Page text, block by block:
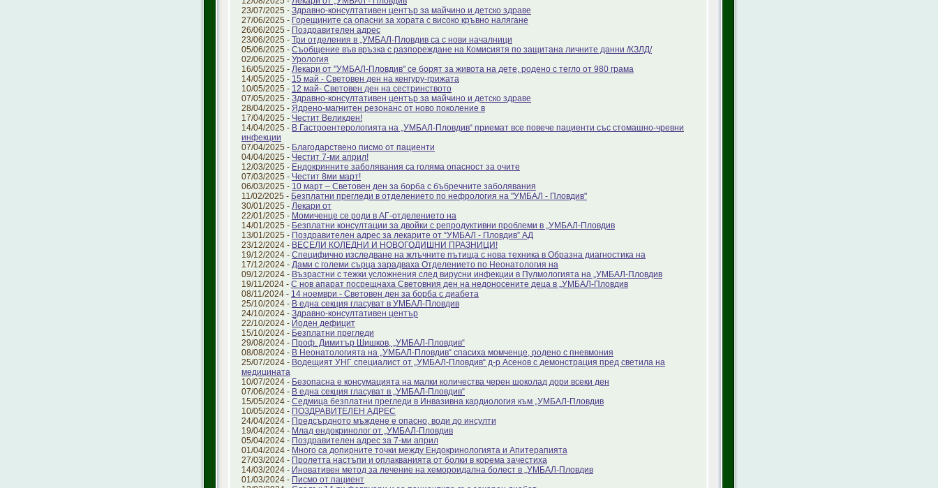
23/07/2025 - Здравно-консултативен център за майчино и детско здраве
27/06/2025 - Горещините са опасни за хората с високо кръвно налягане
26/06/2025 - Поздравителен адрес
23/06/2025 - Три отделения в „УМБАЛ-Пловдив са с нови началници
05/06/2025 - Съобщение във връзка с разпореждане на Комисиятя по защитана личните данни /КЗЛД/
02/06/2025 - Урология
16/05/2025 - Лекари от "УМБАЛ-Пловдив" се борят за живота на дете, родено с тегло от 980 грама
14/05/2025 - 15 май - Световен ден на кенгуру-грижата
10/05/2025 - 12 май- Световен ден на сестринството
07/05/2025 - Здравно-консултативен център за майчино и детско здраве
28/04/2025 - Ядрено-магнитен резонанс от ново поколение в
17/04/2025 - Честит Великден!
14/04/2025 - В Гастроентерологията на „УМБАЛ-Пловдив“ приемат все повече пациенти със стомашно-чревни
инфекции
07/04/2025 - Благодарствено писмо от пациенти
04/04/2025 - Честит 7-ми април!
12/03/2025 - Ендокринните заболявания са голяма опасност за очите
07/03/2025 - Честит 8ми март!
06/03/2025 - 10 март – Световен ден за борба с бъбречните заболявания
11/02/2025 - Безплатни прегледи в отделението по нефрология на "УМБАЛ - Пловдив"
30/01/2025 - Лекари от
22/01/2025 - Момиченце се роди в АГ-отделението на
14/01/2025 - Безплатни консултации за двойки с репродуктивни проблеми в „УМБАЛ-Пловдив
13/01/2025 - Поздравителен адрес за лекарите от “УМБАЛ - Пловдив” АД
23/12/2024 - ВЕСЕЛИ КОЛЕДНИ И НОВОГОДИШНИ ПРАЗНИЦИ!
19/12/2024 - Специфично изследване на жлъчните пътища с нова техника в Образна диагностика на
17/12/2024 - Дами с големи сърца зарадваха Отделението по Неонатология на
09/12/2024 - Възрастни с тежки усложнения след вирусни инфекции в Пулмологията на „УМБАЛ-Пловдив
19/11/2024 - С нов апарат посрещнаха Световния ден на недоносените деца в „УМБАЛ-Пловдив
08/11/2024 - 14 ноември - Световен ден за борба с диабета
25/10/2024 - В една секция гласуват в УМБАЛ-Пловдив
24/10/2024 - Здравно-консултативен център
22/10/2024 - Йоден дефицит
15/10/2024 - Безплатни прегледи
29/08/2024 - Проф. Димитър Шишков, „УМБАЛ-Пловдив“
08/08/2024 - В Неонатологията на „УМБАЛ-Пловдив“ спасиха момченце, родено с пневмония
25/07/2024 - Водещият УНГ специалист от „УМБАЛ-Пловдив“ д-р Асенов с демонстрация пред светила на
медицината
10/07/2024 - Безопасна е консумацията на малки количества черен шоколад дори всеки ден
07/06/2024 - В една секция гласуват в „УМБАЛ-Пловдив“
15/05/2024 - Седмица безплатни прегледи в Инвазивна кардиология към „УМБАЛ-Пловдив
10/05/2024 - ПОЗДРАВИТЕЛЕН АДРЕС
24/04/2024 - Предсърдното мъждене е опасно, води до инсулти
19/04/2024 - Млад ендокринолог от „УМБАЛ-Пловдив
05/04/2024 - Поздравителен адрес за 7-ми април
01/04/2024 - Много са допирните точки между Ендокринологията и Апитерапията
27/03/2024 - Пролетта настъпи и оплакванията от болки в корема зачестиха
14/03/2024 - Иновативен метод за лечение на хемороидална болест в „УМБАЛ-Пловдив
01/03/2024 - Писмо от пациент